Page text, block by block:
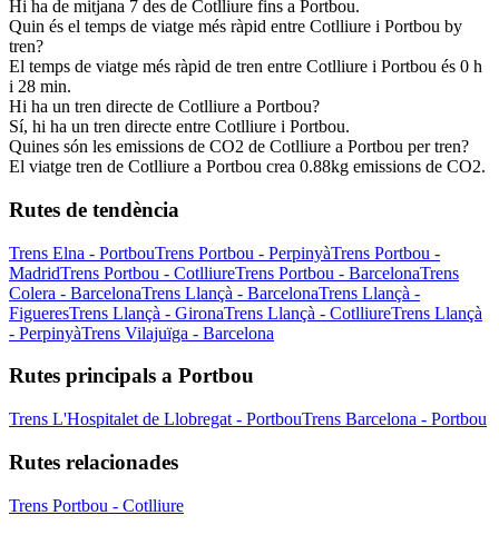
Hi ha de mitjana 7 des de Cotlliure fins a Portbou.
Quin és el temps de viatge més ràpid entre Cotlliure i Portbou by
tren?
El temps de viatge més ràpid de tren entre Cotlliure i Portbou és 0 h
i 28 min.
Hi ha un tren directe de Cotlliure a Portbou?
Sí, hi ha un tren directe entre Cotlliure i Portbou.
Quines són les emissions de CO2 de Cotlliure a Portbou per tren?
El viatge tren de Cotlliure a Portbou crea 0.88kg emissions de CO2.
Rutes de tendència
Trens Elna - PortbouTrens Portbou - PerpinyàTrens Portbou -
MadridTrens Portbou - CotlliureTrens Portbou - BarcelonaTrens
Colera - BarcelonaTrens Llançà - BarcelonaTrens Llançà -
FigueresTrens Llançà - GironaTrens Llançà - CotlliureTrens Llançà
- PerpinyàTrens Vilajuïga - Barcelona
Rutes principals a Portbou
Trens L'Hospitalet de Llobregat - PortbouTrens Barcelona - Portbou
Rutes relacionades
Trens Portbou - Cotlliure